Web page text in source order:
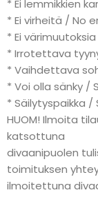
* Ei lemmikkien
* Ei virheitä / No
* Ei
* Irrotettava
* Vaihdettava
* Voi olla sänky /
* Säilytyspaikka
HUOM! Ilmoita
katsottuna
divaanipuolen
toimituksen
ilmoitettuna